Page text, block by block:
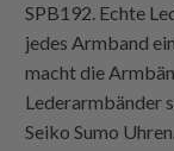
SPB192. Echte
jedes Armband
macht die
Lederarmbänder
Seiko Sumo